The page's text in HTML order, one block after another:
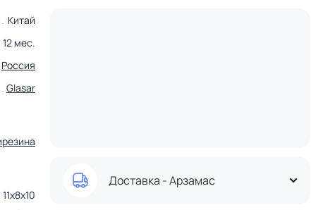
Китай
12 мес.
Россия
Glasar
11х8х10
Доставка - Арзамас